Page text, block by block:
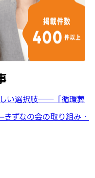
しい選択肢──「循環葬
ずなの会の取り組み・